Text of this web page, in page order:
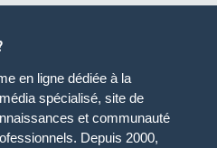
en ligne dédiée à la
spécialisé, site de
et communauté
Depuis 2000,